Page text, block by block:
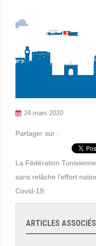
24 mars 2020
Partager sur :
La Fédération
sans relâche l’effort
Covid-19:
ARTICLES ASSOCIÉS